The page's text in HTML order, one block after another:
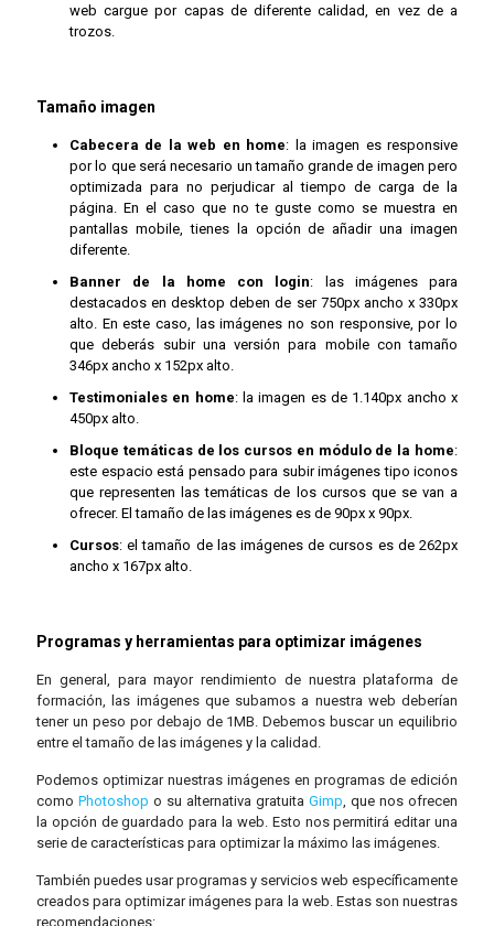
web cargue por capas de diferente calidad, en vez de a
trozos.
Tamaño imagen
Cabecera de la web en home: la imagen es responsive
por lo que será necesario un tamaño grande de imagen pero
optimizada para no perjudicar al tiempo de carga de la
página. En el caso que no te guste como se muestra en
pantallas mobile, tienes la opción de añadir una imagen
diferente.
Banner de la home con login: las imágenes para
destacados en desktop deben de ser 750px ancho x 330px
alto. En este caso, las imágenes no son responsive, por lo
que deberás subir una versión para mobile con tamaño
346px ancho x 152px alto.
Testimoniales en home: la imagen es de 1.140px ancho x
450px alto.
Bloque temáticas de los cursos en módulo de la home:
este espacio está pensado para subir imágenes tipo iconos
que representen las temáticas de los cursos que se van a
ofrecer. El tamaño de las imágenes es de 90px x 90px.
Cursos: el tamaño de las imágenes de cursos es de 262px
ancho x 167px alto.
Programas y herramientas para optimizar imágenes
En general, para mayor rendimiento de nuestra plataforma de
formación, las imágenes que subamos a nuestra web deberían
tener un peso por debajo de 1MB. Debemos buscar un equilibrio
entre el tamaño de las imágenes y la calidad.
Podemos optimizar nuestras imágenes en programas de edición
como Photoshop o su alternativa gratuita Gimp, que nos ofrecen
la opción de guardado para la web. Esto nos permitirá editar una
serie de características para optimizar la máximo las imágenes.
También puedes usar programas y servicios web específicamente
creados para optimizar imágenes para la web. Estas son nuestras
recomendaciones: